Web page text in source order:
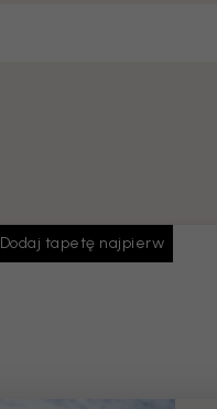
Dodaj tapetę najpierw